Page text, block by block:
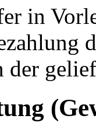
in
der